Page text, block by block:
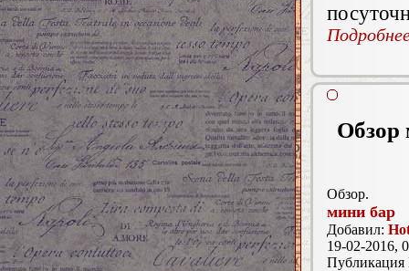
Обзор
Обзор.
мини бар
Добавил:
19-02-2016,